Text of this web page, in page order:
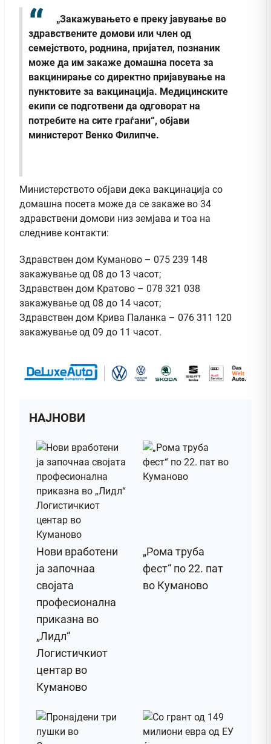
„Закажувањето е преку јавување во
здравствените домови или член од
семејството, роднина, пријател, познаник
може да им закаже домашна посета за
вакцинирање со директно пријавување на
пунктовите за вакцинација. Медицинските
екипи се подготвени да одговорат на
потребите на сите граѓани“, објави
министерот Венко Филипче.
Министерството објави дека вакцинација со
домашна посета може да се закаже во 34
здравствени домови низ земјава и тоа на
следниве контакти:
Здравствен дом Куманово – 075 239 148
закажување од 08 до 13 часот;
Здравствен дом Кратово – 078 321 038
закажување од 08 до 14 часот;
Здравствен дом Крива Паланка – 076 311 120
закажување од 09 до 11 часот.
НАЈНОВИ
Нови вработени
ја започнаа
својата
професионална
приказна во
„Лидл“
Логистичкиот
центар во
Куманово
„Рома труба
фест“ по 22. пат
во Куманово